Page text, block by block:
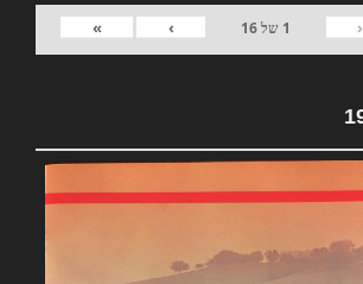
‹
1 של16
›
»